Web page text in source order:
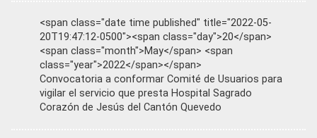
<span class="date time published" title="2022-05-
20T19:47:12-0500"><span class="day">20</span>
<span class="month">May</span> <span
class="year">2022</span></span>
Convocatoria a conformar Comité de Usuarios para
vigilar el servicio que presta Hospital Sagrado
Corazón de Jesús del Cantón Quevedo